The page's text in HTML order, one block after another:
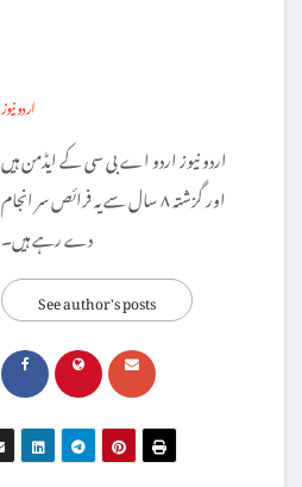
اردو نیوز
اردو نیوز اردو اے بی سی کے ایڈمن ہیں
اور گزشتہ ۸ سال سے یہ فرائص سر انجام
دے رہے ہیں۔
See author's posts